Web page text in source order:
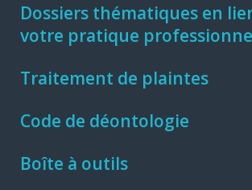
Dossiers thématiques en
votre pratique
Traitement de plaintes
Code de déontologie
Boîte à outils